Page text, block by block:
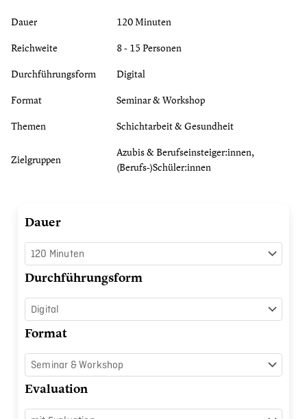
Dauer
120 Minuten
Reichweite
8 - 15 Personen
Durchführungsform
Digital
Format
Seminar & Workshop
Themen
Schichtarbeit & Gesundheit
Zielgruppen
Azubis & Berufseinsteiger:innen,
(Berufs-)Schüler:innen
Dauer
Durchführungsform
Format
Evaluation
Im
arbeiten
Menge